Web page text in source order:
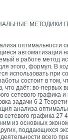
МЕТОДИКИ
оптимальности
в работе метод
этого, формул. В
использовать при
состоит в том,
даёт: во-первых
сетевого
задачи 6 2
анализа
графика 27
из основных
поддающихся
всего